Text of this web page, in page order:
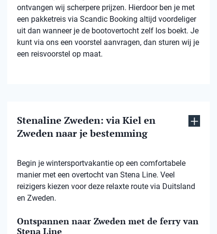
ontvangen wij scherpere prijzen. Hierdoor ben je met
een pakketreis via Scandic Booking altijd voordeliger
uit dan wanneer je de bootovertocht zelf los boekt. Je
kunt via ons een voorstel aanvragen, dan sturen wij je
een reisvoorstel op maat.
Stenaline Zweden: via Kiel en
Zweden naar je bestemming
Begin je wintersportvakantie op een comfortabele
manier met een overtocht van Stena Line. Veel
reizigers kiezen voor deze relaxte route via Duitsland
en Zweden.
Ontspannen naar Zweden met de ferry van
Stena Line